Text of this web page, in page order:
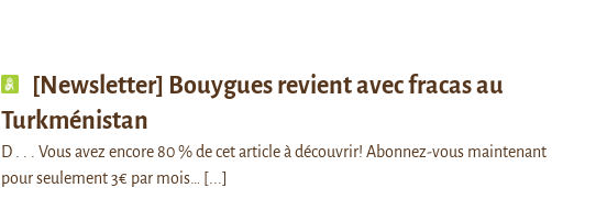
[Newsletter] Bouygues revient avec fracas au
Turkménistan
D . . . Vous avez encore 80 % de cet article à découvrir! Abonnez-vous maintenant
pour seulement 3€ par mois…
[...]